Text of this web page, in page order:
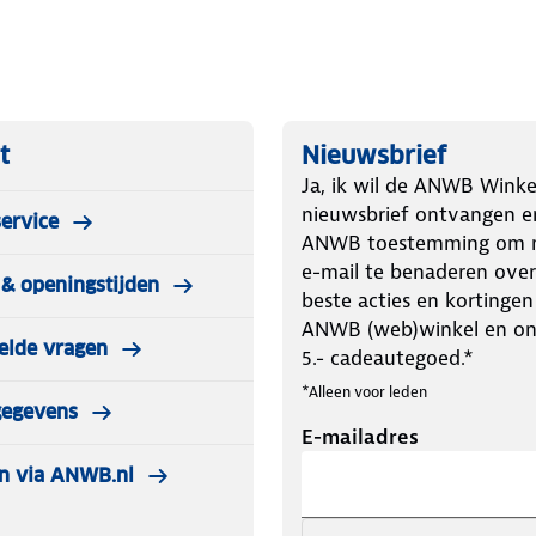
openingstijden
vragen
via ANWB.nl
Nieuwsbrief
Ja, ik wil de ANWB
nieuwsbrief ontvangen
ANWB toestemming om
e-mail te benaderen
beste acties en
ANWB (web)winkel en
5.- cadeautegoed.*
*Alleen voor leden
E-mailadres